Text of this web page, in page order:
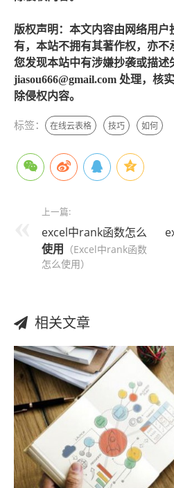
版权声明：本文内容由网络用户
有，本站不拥有其著作权，亦不
您发现本站中有涉嫌抄袭或描述
jiasou666@gmail.com 处理，核
除侵权内容。
标签： 在线云表格 技巧 如何
上一篇:
excel中rank函数怎么
使用 （Excel中rank函数
怎么使用）
相关文章